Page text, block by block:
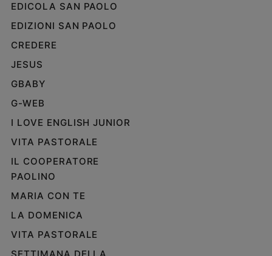
EDICOLA SAN PAOLO
EDIZIONI SAN PAOLO
CREDERE
JESUS
GBABY
G-WEB
I LOVE ENGLISH JUNIOR
VITA PASTORALE
IL COOPERATORE
PAOLINO
MARIA CON TE
LA DOMENICA
VITA PASTORALE